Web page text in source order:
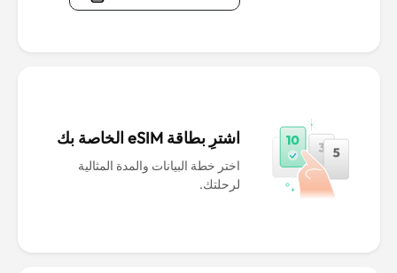
اشترِ بطاقة eSIM الخاصة بك
اختر خطة البيانات والمدة المثالية
لرحلتك.